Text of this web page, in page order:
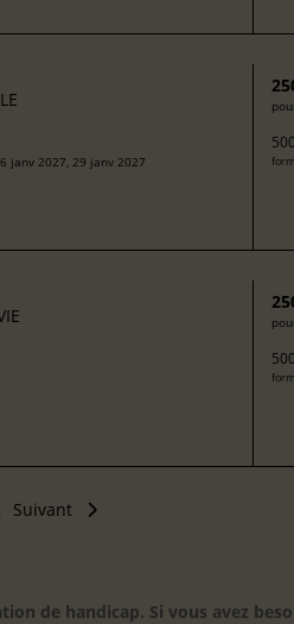
janv 2027, 29 janv 2027
Suivant
de handicap. Si vous avez